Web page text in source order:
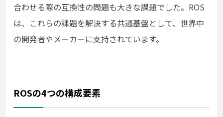
合わせる際の互換性の問題も大きな課題でした。ROS
は、これらの課題を解決する共通基盤として、世界中
の開発者やメーカーに支持されています。
ROSの4つの構成要素